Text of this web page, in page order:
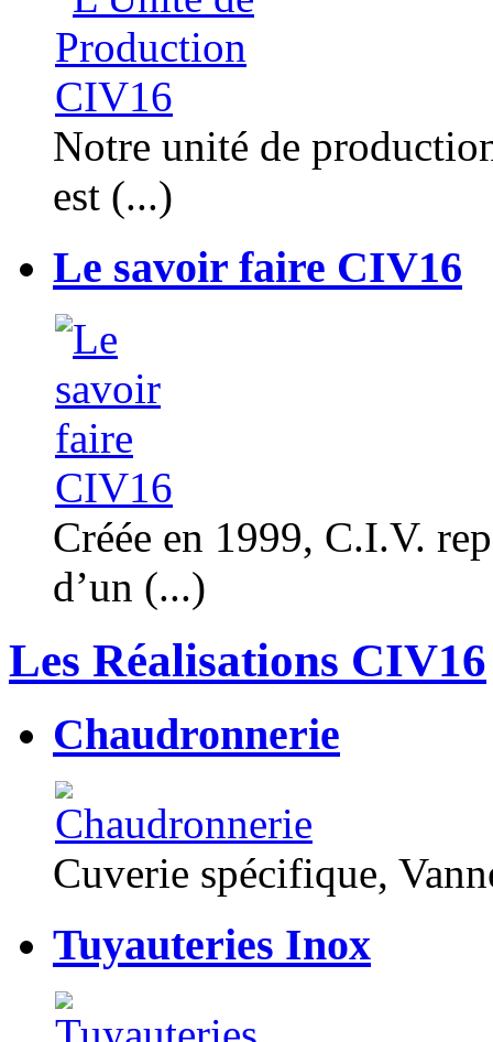
Notre unité de
est (...)
Le savoir faire CIV16
Créée en 1999, C.I.V.
d’un (...)
Les Réalisations CIV16
Chaudronnerie
Cuverie spécifique,
Tuyauteries Inox